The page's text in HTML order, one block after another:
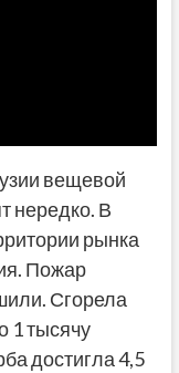
вещевой
нередко. В
рынка
Пожар
Сгорела
1 тысячу
достигла 4,5